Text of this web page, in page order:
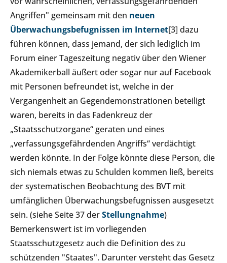
Angriffen" gemeinsam mit den neuen
Überwachungsbefugnissen im Internet[3] dazu
führen können, dass jemand, der sich lediglich im
Forum einer Tageszeitung negativ über den Wiener
Akademikerball äußert oder sogar nur auf Facebook
mit Personen befreundet ist, welche in der
Vergangenheit an Gegendemonstrationen beteiligt
waren, bereits in das Fadenkreuz der
„Staatsschutzorgane“ geraten und eines
„verfassungsgefährdenden Angriffs“ verdächtigt
werden könnte. In der Folge könnte diese Person, die
sich niemals etwas zu Schulden kommen ließ, bereits
der systematischen Beobachtung des BVT mit
umfänglichen Überwachungsbefugnissen ausgesetzt
sein. (siehe Seite 37 derStellungnahme)
Bemerkenswert ist im vorliegenden
Staatsschutzgesetz auch die Definition des zu
schützenden "Staates". Darunter versteht das Gesetz